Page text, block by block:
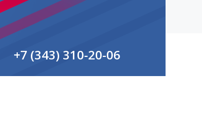
+7 (343) 310-20-06